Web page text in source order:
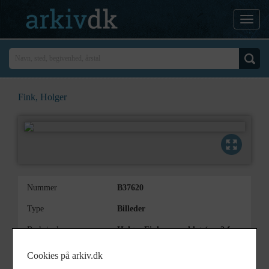
Fink, Holger
Nummer B37620
Type Billeder
Beskrivelse
Holger Fink som soldat (nr. 2 fra
Cookies på arkiv.dk